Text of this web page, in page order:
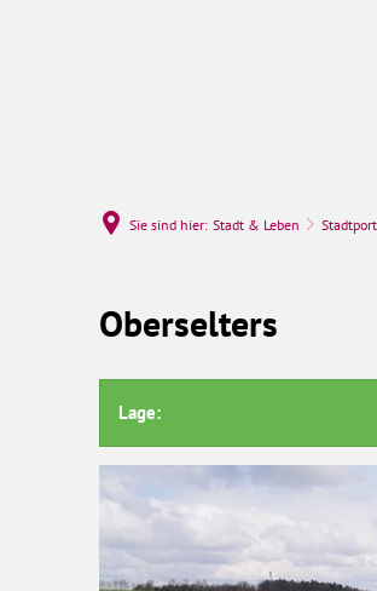
Sie sind hier: Stadt & Leben
OberseltersOberselters
Lage: